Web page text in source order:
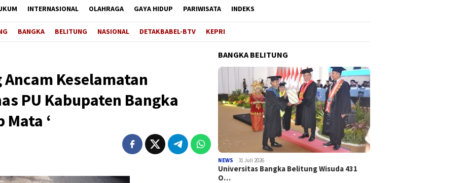
INTERNASIONAL OLAHRAGA GAYA HIDUP PARIWISATA INDEKS
BANGKA BELITUNG NASIONAL DETAKBABEL-BTV KEPRI
Keselamatan
PU Kabupaten Bangka
Mata ‘
BANGKA BELITUNG
NEWS 31 Juli 2026
Universitas Bangka Belitung Wisuda 431
O…